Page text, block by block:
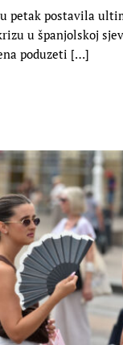
u petak postavila
u španjolskoj
poduzeti […]